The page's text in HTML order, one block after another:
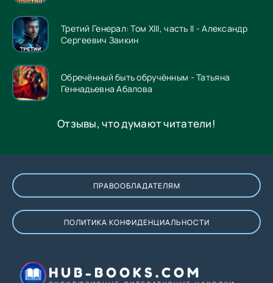
Третий Генерал: Том XIII, часть II - Александр
Сергеевич Заикин
Обречённый быть обручённым - Татьяна
Геннадьевна Абалова
Отзывы, что думают читатели!
ПРАВООБЛАДАТЕЛЯМ
ПОЛИТИКА КОНФИДЕНЦИАЛЬНОСТИ
HUB-BOOKS.COM